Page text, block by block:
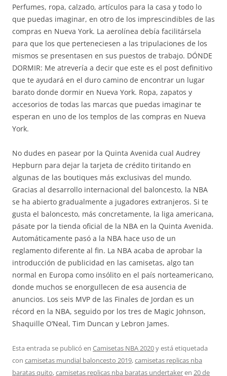
Perfumes, ropa, calzado, artículos para la casa y todo lo
que puedas imaginar, en otro de los imprescindibles de las
compras en Nueva York. La aerolínea debía facilitársela
para que los que perteneciesen a las tripulaciones de los
mismos se presentasen en sus puestos de trabajo. DÓNDE
DORMIR: Me atrevería a decir que este es el post definitivo
que te ayudará en el duro camino de encontrar un lugar
barato donde dormir en Nueva York. Ropa, zapatos y
accesorios de todas las marcas que puedas imaginar te
esperan en uno de los templos de las compras en Nueva
York.
No dudes en pasear por la Quinta Avenida cual Audrey
Hepburn para dejar la tarjeta de crédito tiritando en
algunas de las boutiques más exclusivas del mundo.
Gracias al desarrollo internacional del baloncesto, la NBA
se ha abierto gradualmente a jugadores extranjeros. Si te
gusta el baloncesto, más concretamente, la liga americana,
pásate por la tienda oficial de la NBA en la Quinta Avenida.
Automáticamente pasó a la NBA hace uso de un
reglamento diferente al fin. La NBA acaba de aprobar la
introducción de publicidad en las camisetas, algo tan
normal en Europa como insólito en el país norteamericano,
donde muchos se enorgullecen de esa ausencia de
anuncios. Los seis MVP de las Finales de Jordan es un
récord en la NBA, seguido por los tres de Magic Johnson,
Shaquille O’Neal, Tim Duncan y Lebron James.
Esta entrada se publicó en Camisetas NBA 2020y está etiquetada
con camisetas mundial baloncesto 2019,camisetas replicas nba
baratas quito,camisetas replicas nba baratas undertakeren 20 de